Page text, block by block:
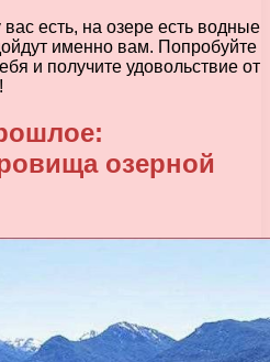
есть, на озере есть водные
именно вам. Попробуйте
и получите удовольствие от
озерной